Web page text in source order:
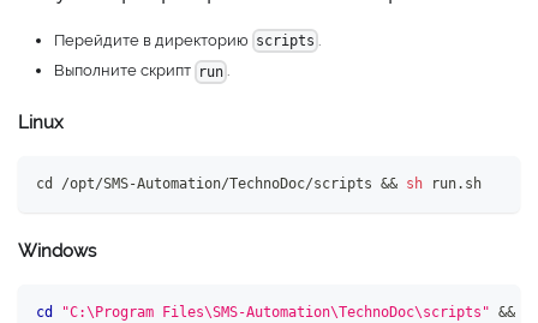
Перейдите в директорию scripts
Выполните скрипт run
Linux
cd /opt/SMS-Automation/TechnoDoc/scripts && sh run.sh
Windows
cd "C:\Program Files\SMS-Automation\TechnoDoc\scripts" &&